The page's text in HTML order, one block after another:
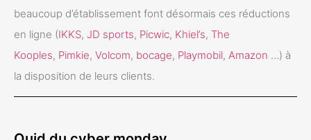
beaucoup d’établissement font désormais ces réductions
en ligne (IKKS, JD sports, Picwic, Khiel’s, The
Kooples, Pimkie, Volcom, bocage, Playmobil, Amazon …) à
la disposition de leurs clients.